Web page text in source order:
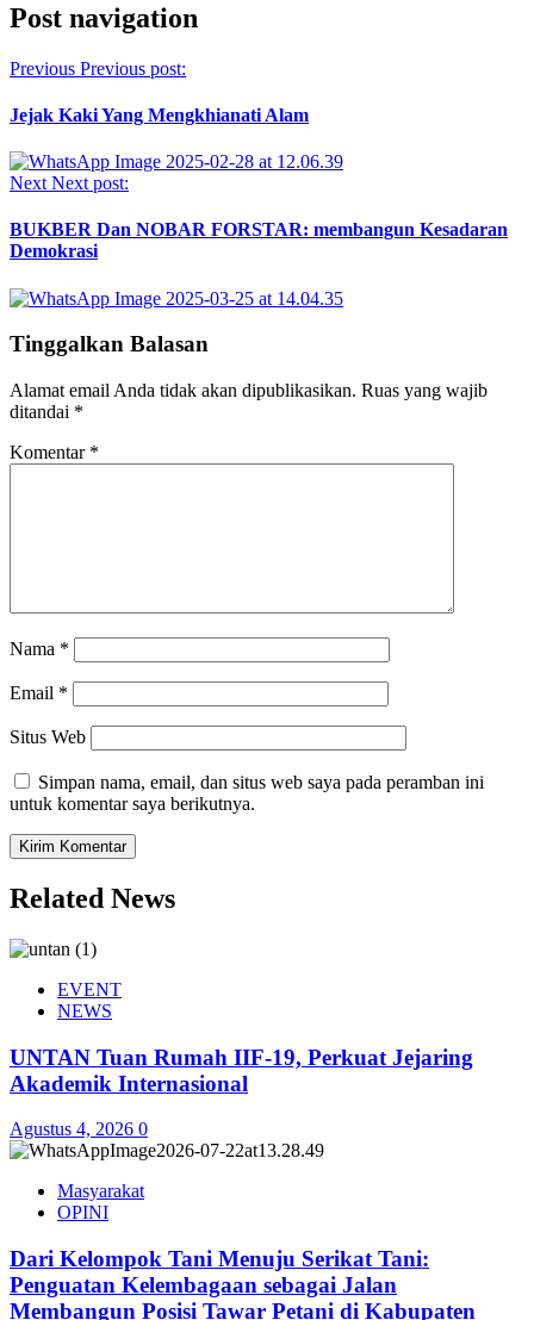
Post navigation
Previous Previous post:
Jejak Kaki Yang Mengkhianati Alam
Next Next post:
BUKBER Dan NOBAR FORSTAR: membangun Kesadaran
Demokrasi
Tinggalkan Balasan
Alamat email Anda tidak akan dipublikasikan. Ruas yang wajib
ditandai *
Komentar *
Nama *
Email *
Situs Web
Simpan nama, email, dan situs web saya pada peramban ini
untuk komentar saya berikutnya.
Related News
EVENT
NEWS
UNTAN Tuan Rumah IIF-19, Perkuat Jejaring
Akademik Internasional
Agustus 4, 2026 0
Masyarakat
OPINI
Dari Kelompok Tani Menuju Serikat Tani:
Penguatan Kelembagaan sebagai Jalan
Membangun Posisi Tawar Petani di Kabupaten